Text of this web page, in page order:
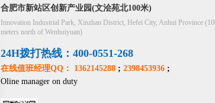
合肥市新站区创新产业园(文浍苑北100米)
Innovation Industrial Park, Xinzhan District, Hefei City, Anhui Province
meters north of Wenhuiyuan)
24H拨打热线：400-0551-268
在线值班经理QQ： 1362145288 ; 2398453936 ;
Oline manager on duty